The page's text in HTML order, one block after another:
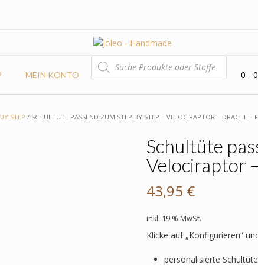
MEIN KONTO
PRODUCTS
SEARCH
0 -
STEP / SCHULTÜTE PASSEND ZUM STEP BY STEP – VELOCIRAPTOR – DRACHE –
Schultüte
Velociraptor
43,95 €
inkl. 19 % MwSt.
Klicke auf „Konfigurieren“
personalisierte